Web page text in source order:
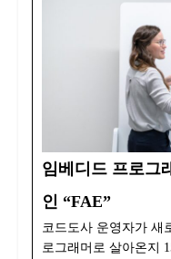
임베디드 프로그
인 “FAE”
코드도사 운영자가 새
로그래머로 살아온지